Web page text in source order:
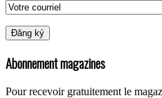
Abonnement magazines
Pour recevoir gratuitement le